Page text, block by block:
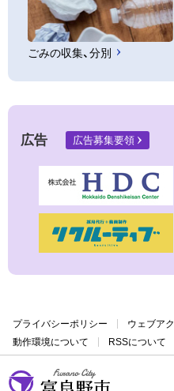
ごみの収集、分別
広告 広告募集要領
プライバシーポリシー
ウェブア
動作環境について
RSSについて